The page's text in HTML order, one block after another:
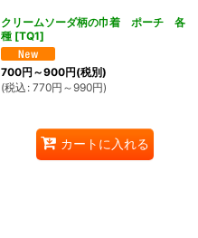
クリームソーダ柄の巾着 ポーチ 各
種 [TQ1]
700円 ～900円(税別)
(税込 : 770円 ～990円)
カートに入れる